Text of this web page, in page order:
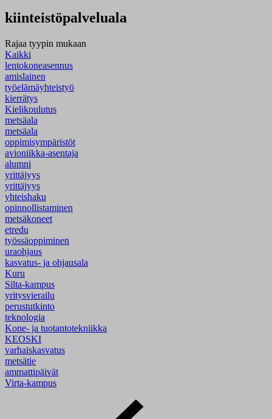
kiinteistöpalveluala
Rajaa tyypin mukaan
Kaikki
lentokoneasennus
amislainen
työelämäyhteistyö
kierrätys
Kielikoulutus
metsäala
metsäala
oppimisympäristöt
avioniikka-asentaja
alumni
yrittäjyys
yrittäjyys
yhteishaku
opinnollistaminen
metsäkoneet
etredu
työssäoppiminen
uraohjaus
kasvatus- ja ohjausala
Kuru
Silta-kampus
yritysvierailu
perustutkinto
teknologia
Kone- ja tuotantotekniikka
KEOSKI
varhaiskasvatus
metsätie
ammattipäivät
Virta-kampus